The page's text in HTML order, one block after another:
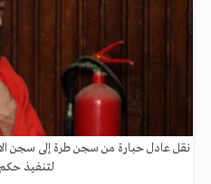
نقل عادل حبارة من سجن طرة إلى سجن
لتنفيذ حكم